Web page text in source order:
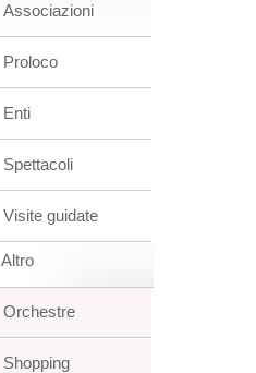
Associazioni
Proloco
Enti
Spettacoli
Visite guidate
Altro
Orchestre
Shopping